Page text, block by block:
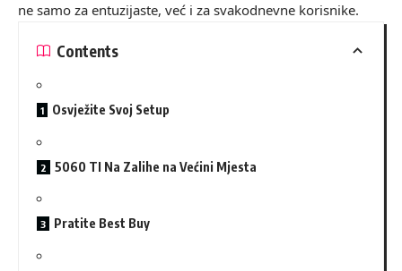
ne samo za entuzijaste, već i za svakodnevne korisnike.
Contents
Osvježite Svoj Setup
5060 TI Na Zalihe na Većini Mjesta
Pratite Best Buy